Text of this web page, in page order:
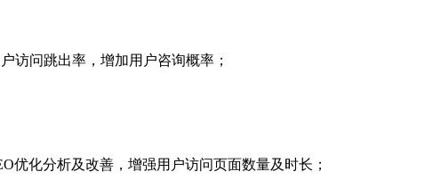
访问跳出率，增加用户咨询概率；
优化分析及改善，增强用户访问页面数量及时长；